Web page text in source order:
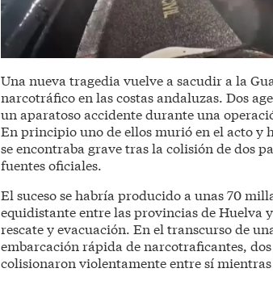
Una nueva tragedia vuelve a sacudir a la
narcotráfico en las costas andaluzas. Dos
un aparatoso accidente durante una
En principio uno de ellos murió en el acto y
se encontraba grave tras la colisión de dos
fuentes oficiales.
El suceso se habría producido a unas 70
equidistante entre las provincias de Huelva
rescate y evacuación. En el transcurso de
embarcación rápida de narcotraficantes,
colisionaron violentamente entre sí